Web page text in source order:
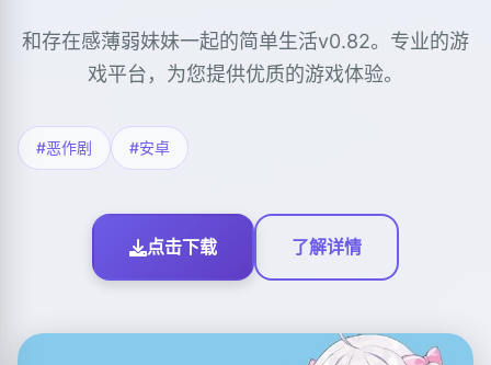
和存在感薄弱妹妹一起的简单生活v0.82。专业的游
戏平台，为您提供优质的游戏体验。
#恶作剧 #安卓
点击下载 了解详情